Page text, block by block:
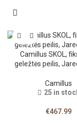
Camillus SKOL,
geležtės peilis,
Camillus
25 in
€467.99